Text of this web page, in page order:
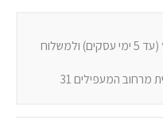
זמין למשלוח עד הבית לכל הארץ (עד 5 ימי עסקים) ולמשלוח
זמין לאיסוף עצמי באספקה מיידית מרחוב המעפילים 31